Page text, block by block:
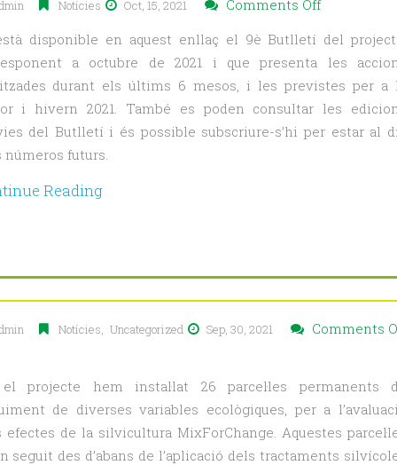
Notícies Oct, 15, 2021 Comments Offon
està
disponible
el
10è
butlletí
disponible en aquest enllaç el 9è Butlletí del
a octubre de 2021 i que presenta les
durant els últims 6 mesos, i les previstes per a
i hivern 2021. També es poden consultar les
del Butlletí i és possible subscriure-s’hi per estar al
números futurs.
Reading
Notícies, Uncategorized Sep, 30, 2021
Comments
projecte hem instal·lat 26 parcel·les permanents
de diverses variables ecològiques, per a
efectes de la silvicultura MixForChange. Aquestes
seguit des d’abans de l’aplicació dels tractaments